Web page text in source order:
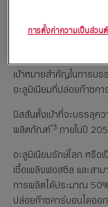
2024 เ
ภายในปี 2030
เป้าหมายสำคัญในการบ
อะลูมิเนียมที่ปล่อยก๊าซค
นิสสันตั้งเป้าที่จะบรรลุค
ผลิตภัณฑ์*3 ภายในปี
อะลูมิเนียมรักษ์โลก หรือ
เชื้อเพลิงฟอสซิล และสา
การผลิตได้ประมาณ
ปล่อยก๊าซคาร์บอนไดออ
การตั้งค่าความเป็นส่วน